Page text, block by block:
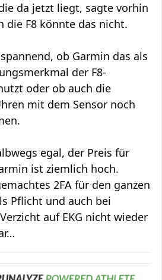
da jetzt liegt, sagte vorhin
die F8 könnte das nicht.
ob Garmin das als
der F8-
oder ob auch die
mit dem Sensor noch
egal, der Preis für
ist ziemlich hoch.
2FA für den ganzen
Pflicht und auch bei
auf EKG nicht wieder